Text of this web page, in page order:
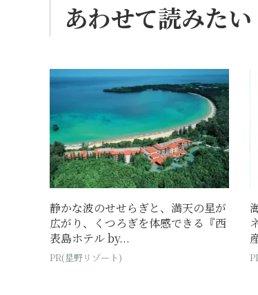
あわせて読みたい
静かな波のせせらぎと、満天の星が
広がり、くつろぎを体感できる『西
表島ホテル by...
PR(星野リゾート)